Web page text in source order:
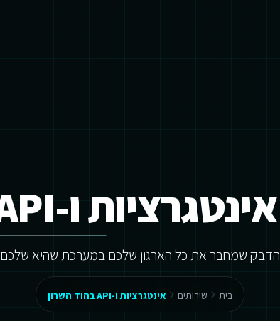
אינטגרציות ו-API בהוד השרון
הדבק שמחבר את כל הארגון שלכם במערכת שהיא שלכם
בית שירותים אינטגרציות ו-API בהוד השרון